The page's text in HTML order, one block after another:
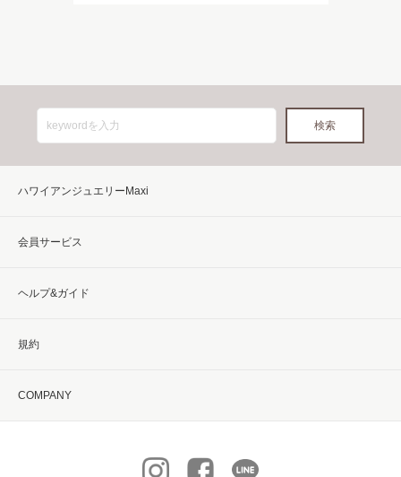
ハワイアンジュエリーMaxi
会員サービス
ヘルプ&ガイド
規約
COMPANY